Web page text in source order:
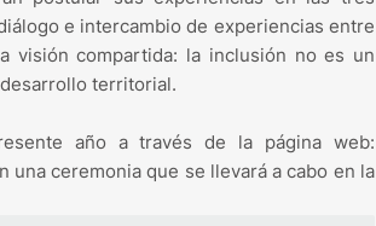
e intercambio de experiencias entre
visión compartida: la inclusión no es un
territorial.
año a través de la página web:
ceremonia que se llevará a cabo en la